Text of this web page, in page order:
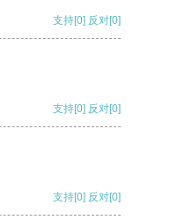
支持[0] 反对[0]
支持[0] 反对[0]
支持[0] 反对[0]